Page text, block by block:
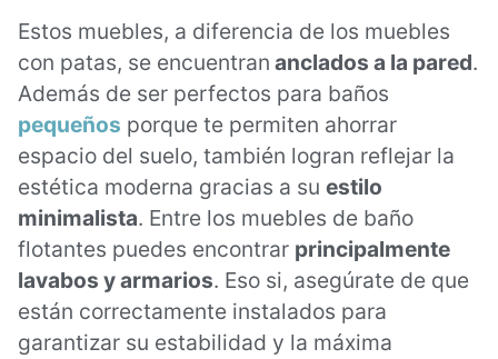
Estos muebles, a diferencia de los muebles
con patas, se encuentran anclados a la pared.
Además de ser perfectos para baños
pequeños porque te permiten ahorrar
espacio del suelo, también logran reflejar la
estética moderna gracias a su estilo
minimalista. Entre los muebles de baño
flotantes puedes encontrar principalmente
lavabos y armarios. Eso si, asegúrate de que
están correctamente instalados para
garantizar su estabilidad y la máxima